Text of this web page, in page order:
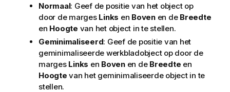
Normaal: Geef de positie van het object op
door de marges Links en Bovenen de Breedte
en Hoogte van het object in te stellen.
Geminimaliseerd: Geef de positie van het
geminimaliseerde werkbladobject op door de
marges Links en Bovenen de Breedte en
Hoogte van het geminimaliseerde object in te
stellen.